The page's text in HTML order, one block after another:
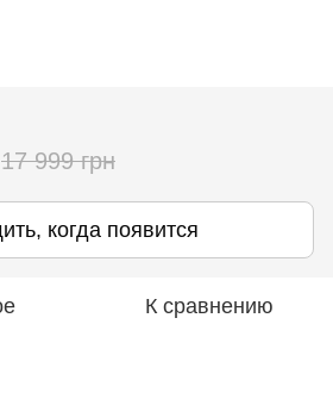
17 999 грн
когда появится
К сравнению